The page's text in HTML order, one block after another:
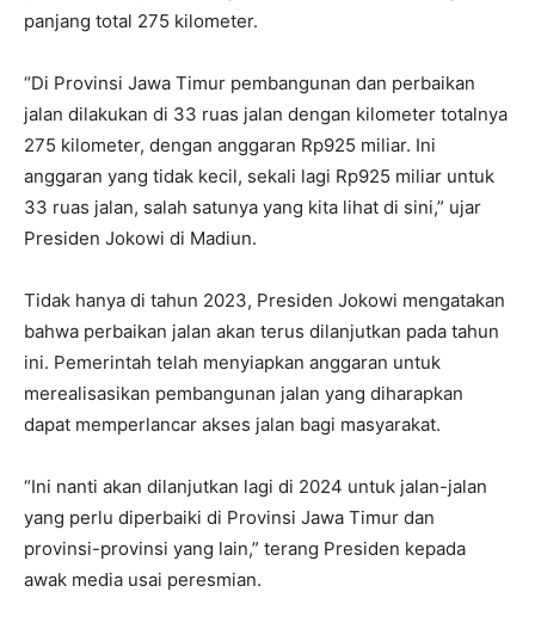
panjang total 275 kilometer.
“Di Provinsi Jawa Timur pembangunan dan perbaikan
jalan dilakukan di 33 ruas jalan dengan kilometer totalnya
275 kilometer, dengan anggaran Rp925 miliar. Ini
anggaran yang tidak kecil, sekali lagi Rp925 miliar untuk
33 ruas jalan, salah satunya yang kita lihat di sini,” ujar
Presiden Jokowi di Madiun.
Tidak hanya di tahun 2023, Presiden Jokowi mengatakan
bahwa perbaikan jalan akan terus dilanjutkan pada tahun
ini. Pemerintah telah menyiapkan anggaran untuk
merealisasikan pembangunan jalan yang diharapkan
dapat memperlancar akses jalan bagi masyarakat.
“Ini nanti akan dilanjutkan lagi di 2024 untuk jalan-jalan
yang perlu diperbaiki di Provinsi Jawa Timur dan
provinsi-provinsi yang lain,” terang Presiden kepada
awak media usai peresmian.